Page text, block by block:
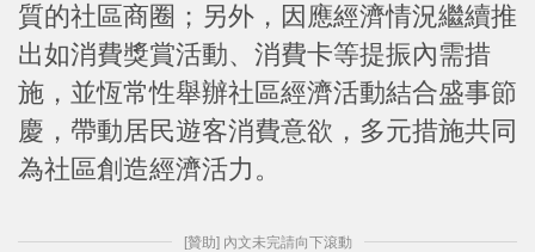
質的社區商圈；另外，因應經濟情況繼續推
出如消費獎賞活動、消費卡等提振內需措
施，並恆常性舉辦社區經濟活動結合盛事節
慶，帶動居民遊客消費意欲，多元措施共同
為社區創造經濟活力。
[贊助] 內文未完請向下滾動